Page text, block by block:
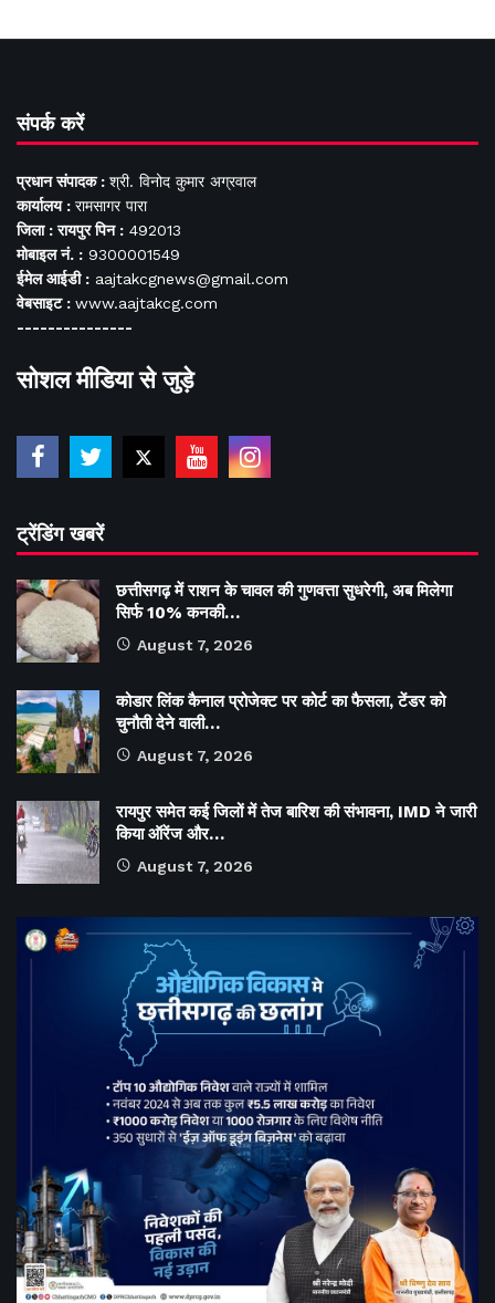
संपर्क करें
प्रधान संपादक : श्री. विनोद कुमार अग्रवाल
कार्यालय : रामसागर पारा
जिला : रायपुर पिन : 492013
मोबाइल नं. : 9300001549
ईमेल आईडी : aajtakcgnews@gmail.com
वेबसाइट : www.aajtakcg.com
---------------
सोशल मीडिया से जुड़े
ट्रेंडिंग खबरें
छत्तीसगढ़ में राशन के चावल की गुणवत्ता सुधरेगी, अब मिलेगा
सिर्फ 10% कनकी…
August 7, 2026
कोडार लिंक कैनाल प्रोजेक्ट पर कोर्ट का फैसला, टेंडर को
चुनौती देने वाली…
August 7, 2026
रायपुर समेत कई जिलों में तेज बारिश की संभावना, IMD ने जारी
किया ऑरेंज और…
August 7, 2026